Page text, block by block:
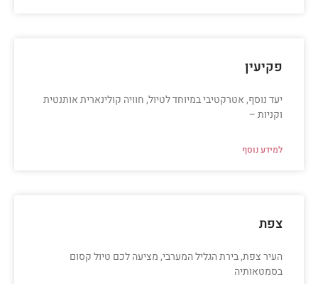
פקיעין
יעד נוסף, אטרקטיבי במיוחד לטיול, חוויה קולינארית אותנטית
וקניות –
למידע נוסף
צפת
העיר צפת, בירת הגליל המערבי, מציעה לכם טיול קסום
בסמטאותיה